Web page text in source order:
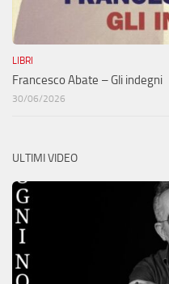
LIBRI
Francesco Abate – Gli indegni
30/06/2026
ULTIMI VIDEO